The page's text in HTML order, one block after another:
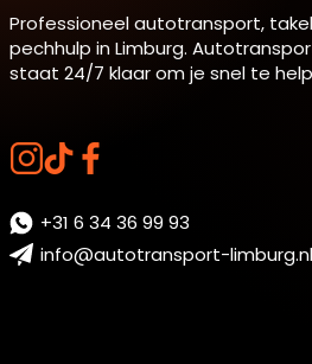
Professioneel autotransport,
pechhulp in Limburg.
staat 24/7 klaar om je snel te
+31 6 34 36 99 93
info@autotransport-limburg.nl